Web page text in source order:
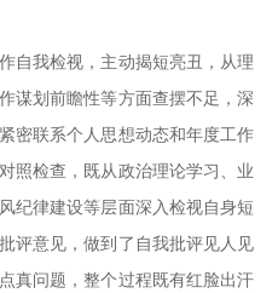
自我检视，主动揭短亮丑，从理
谋划前瞻性等方面查摆不足，深
密联系个人思想动态和年度工作
照检查，既从政治理论学习、业
纪律建设等层面深入检视自身短
评意见，做到了自我批评见人见
真问题，整个过程既有红脸出汗